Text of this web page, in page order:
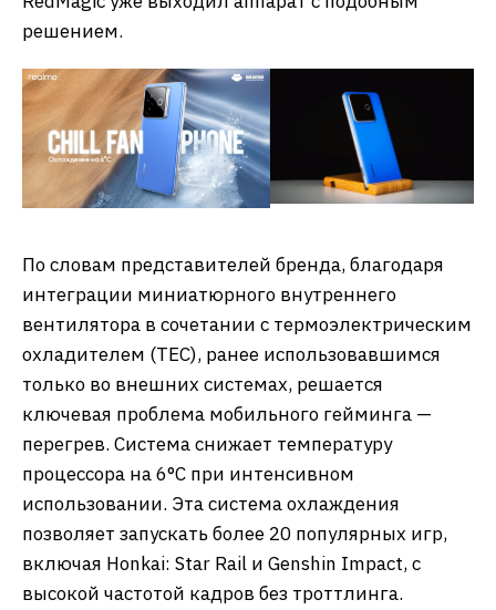
решением.
По словам представителей бренда, благодаря
интеграции миниатюрного внутреннего
вентилятора в сочетании с термоэлектрическим
охладителем (ТЕС), ранее использовавшимся
только во внешних системах, решается
ключевая проблема мобильного гейминга —
перегрев. Система снижает температуру
процессора на 6°C при интенсивном
использовании. Эта система охлаждения
позволяет запускать более 20 популярных игр,
включая Honkai: Star Rail и Genshin Impact, c
высокой частотой кадров без троттлинга.